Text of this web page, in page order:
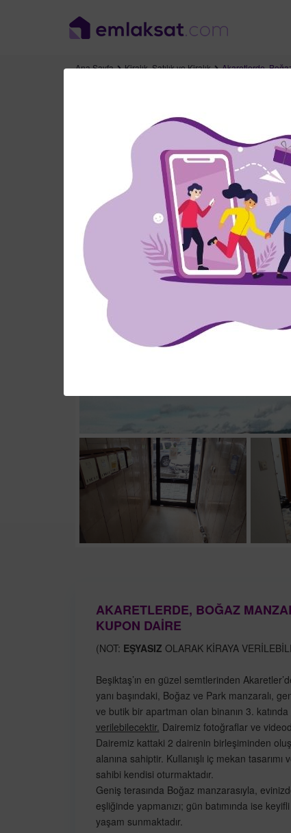
Ana Sayfa Kiralık,Satılık ve Kiralık Akaretlerde,
Akaretlerde,
,İstanbul
AKARETLERDE, BOĞAZ
KUPON DAİRE
(NOT: EŞYASIZ OLARAK KİRAYA
Beşiktaş’ın en güzel semtlerinden
yanı başındaki, Boğaz ve Park manzaralı,
ve butik bir apartman olan binanın 3.
verilebilecektir. Dairemiz fotoğraflar ve
Dairemiz kattaki 2 dairenin birleşiminden
alanına sahiptir. Kullanışlı iç mekan
sahibi kendisi oturmaktadır.
Geniş terasında Boğaz manzarasıyla,
eşliğinde yapmanızı; gün batımında ise
yaşam sunmaktadır.